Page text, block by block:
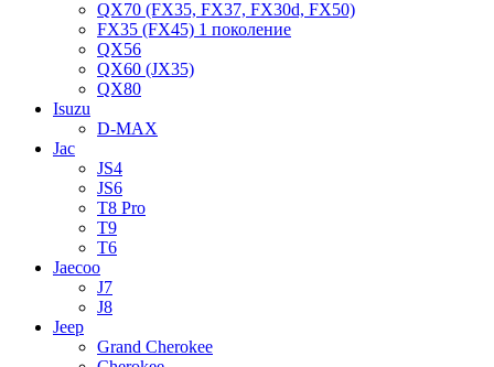
QX70 (FX35, FX37, FX30d, FX50)
FX35 (FX45) 1 поколение
QX56
QX60 (JX35)
QX80
Isuzu
D-MAX
Jac
JS4
JS6
T8 Pro
T9
T6
Jaecoo
J7
J8
Jeep
Grand Cherokee